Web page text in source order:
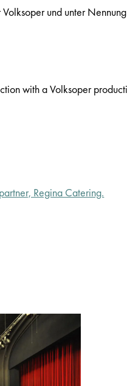
und unter
with a Volksoper
Regina Catering.